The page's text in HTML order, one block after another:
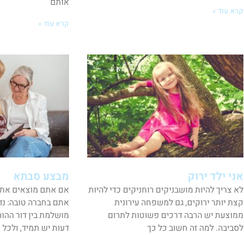
קרא עוד »
קרא עוד »
אני ילד ירוק
לא צריך להיות מושבניקים רוחניקים כדי להיות
קצת יותר ירוקים, גם למשפחה עירונית
ממוצעת יש הרבה דרכים פשוטות לתרום
לסביבה. למה זה חשוב כל כך
מבצע סבתא
אם אתם מוצאים
אתם בחברה טובה:
מושלמת בין דור
דעות יש תמיד,